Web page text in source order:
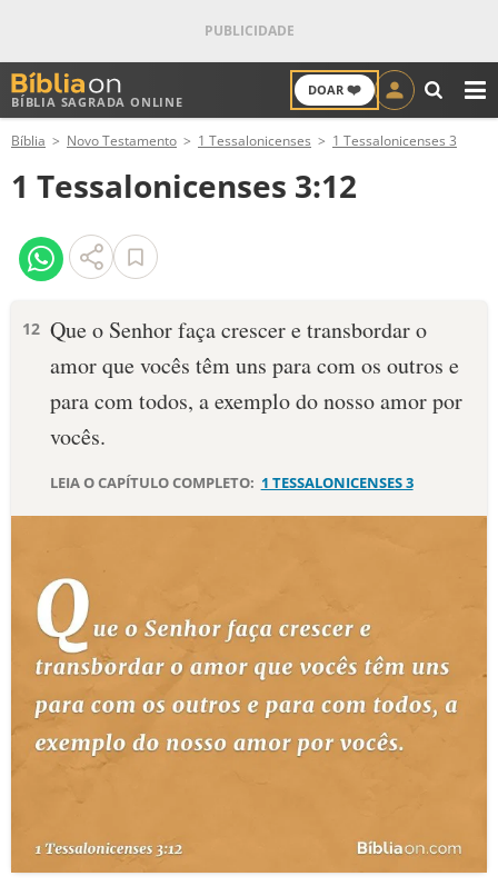
BÍBLIA SAGRADA ONLINE
DOAR ❤️
ANTIGO TESTAMENTO
NOVO TESTAMENTO
VERSÍCULOS
PALAVRA DO DIA
SALMO DO DIA
DEVOCIONAL DIÁRIO
ESTUDOS BÍBLICOS
ESBOÇOS DE PREGAÇÃO
TEMAS
PERGUNTE À BÍBLIA
QUEM SOMOS
Bíblia Novo Testamento 1 Tessalonicenses 1 Tessalonicenses 3
1 Tessalonicenses 3:12
12 Que o Senhor faça crescer e transbordar o
amor que vocês têm uns para com os outros e
para com todos, a exemplo do nosso amor por
vocês.
LEIA O CAPÍTULO COMPLETO: 1 TESSALONICENSES 3